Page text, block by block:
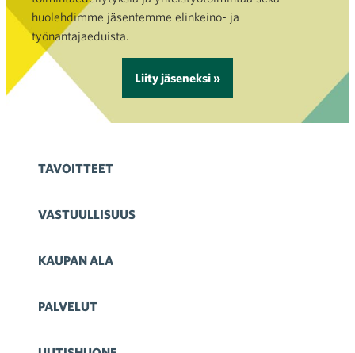
huolehdimme jäsentemme elinkeino- ja
työnantajaeduista.
Liity jäseneksi »
TAVOITTEET
VASTUULLISUUS
KAUPAN ALA
PALVELUT